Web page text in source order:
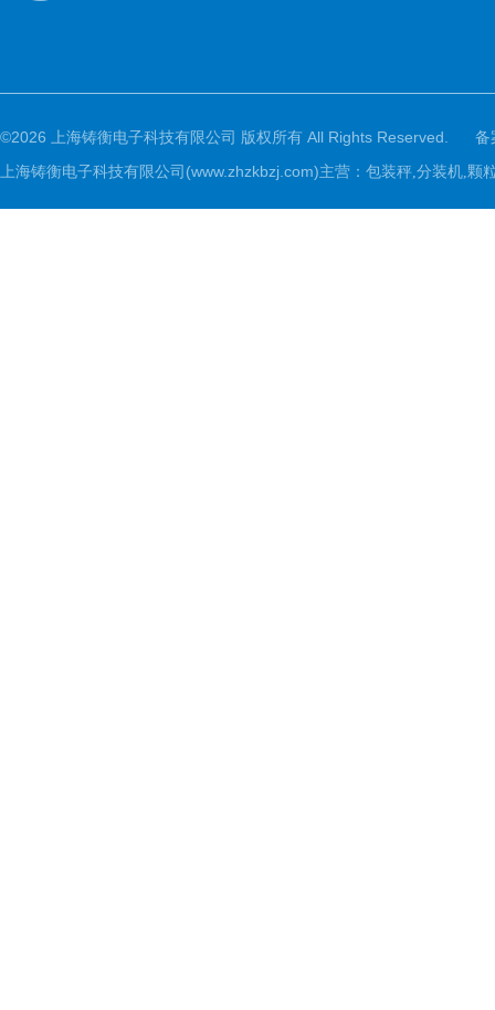
©2026 上海铸衡电子科技有限公司 版权所有 All Rights Reserved.
备
上海铸衡电子科技有限公司(www.zhzkbzj.com)主营： 包装秤,分装机,颗